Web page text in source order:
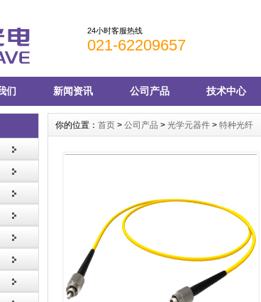
24小时客服热线
021-62209657
们 新闻资讯 公司产品 技术中心
你的位置： 首页 > 公司产品 > 光学元器件 > 特种光纤